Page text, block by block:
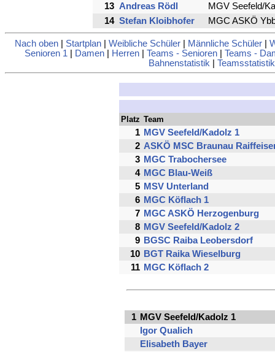
13 Andreas Rödl
MGV Seefeld/
14 Stefan Kloibhofer MGC ASKÖ
Nach oben| Startplan| Weibliche Schüler| Männliche Schüler|
Senioren 1
Damen Herren Teams - Senioren
Teams -
Bahnenstatistik
Teamsstatistik
Platz Team
1 MGV Seefeld/Kadolz 1
2 ASKÖ MSC Braunau
3 MGC Trabochersee
4 MGC Blau-Weiß
5 MSV Unterland
6 MGC Köflach 1
7 MGC ASKÖ Herzogenburg
8 MGV Seefeld/Kadolz 2
9 BGSC Raiba Leobersdorf
10 BGT Raika Wieselburg
11 MGC Köflach 2
1 MGV Seefeld/Kadolz 1
Igor Qualich
Elisabeth Bayer